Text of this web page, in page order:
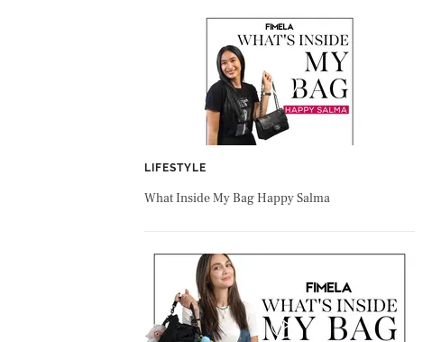
LIFESTYLE
What Inside My Bag Happy Salma